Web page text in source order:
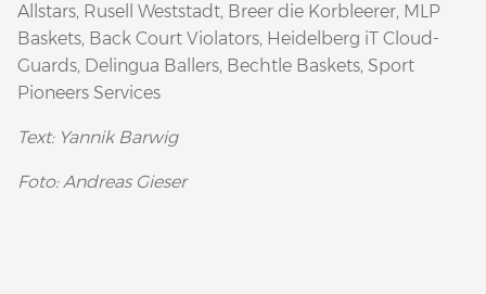
Allstars, Rusell Weststadt, Breer die Korbleerer, MLP
Baskets, Back Court Violators, Heidelberg iT Cloud-
Guards, Delingua Ballers, Bechtle Baskets, Sport
Pioneers Services
Text: Yannik Barwig
Foto: Andreas Gieser